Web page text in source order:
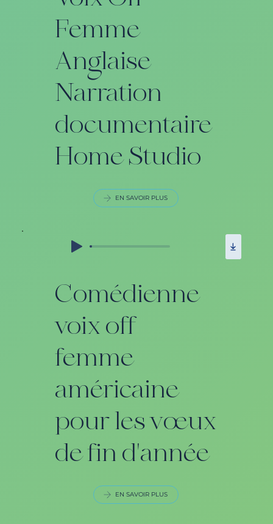
Femme
Anglaise
Narration
documentaire
Home Studio
EN SAVOIR PLUS
Comédienne
voix off
femme
américaine
pour les vœux
de fin d'année
EN SAVOIR PLUS